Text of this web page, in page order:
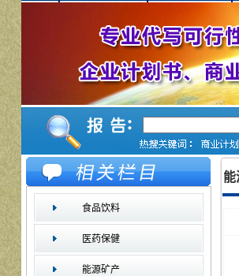
食品饮料
医药保健
能源矿产
能